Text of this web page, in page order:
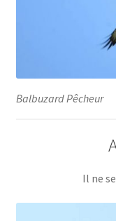
Balbuzard Pêcheur
Il ne